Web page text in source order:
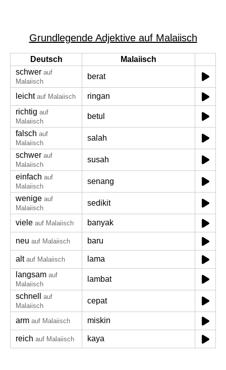
Grundlegende Adjektive auf Malaiisch
Deutsch
Malaiisch
schwer auf
Malaiisch
berat
leicht auf Malaiisch
ringan
richtig auf
Malaiisch
betul
falsch auf
Malaiisch
salah
schwer auf
Malaiisch
susah
einfach auf
Malaiisch
senang
wenige auf
Malaiisch
sedikit
viele auf Malaiisch banyak
neu auf Malaiisch baru
alt auf Malaiisch
lama
langsam auf
Malaiisch
lambat
schnell
auf
Malaiisch
cepat
arm auf Malaiisch miskin
reich auf Malaiisch kaya